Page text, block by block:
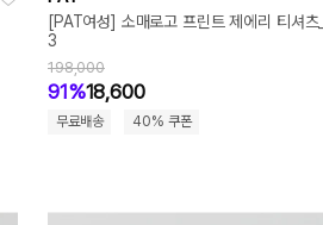
[PAT여성] 소매로고 프린트 제에리 티셔
3
198,000
91%18,600
무료배송 40% 쿠폰